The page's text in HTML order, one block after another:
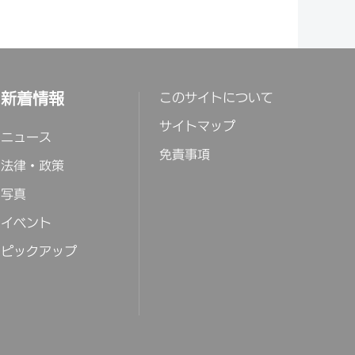
新着情報
ニュース
法律・政策
写真
イベント
ピックアップ
このサイトについて
サイトマップ
免責事項